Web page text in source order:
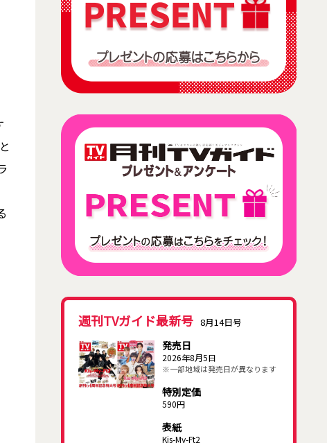
週刊TVガイド最新号 8月14日号
発売日
2026年8月5日
※一部地域は発売日が異なります
特別定価
590円
表紙
Kis-My-Ft2